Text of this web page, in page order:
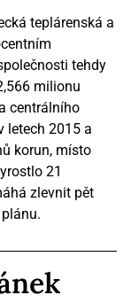
teplárenská a
tehdy
milionu
centrálního
letech 2015 a
korun, místo
21
zlevnit pět